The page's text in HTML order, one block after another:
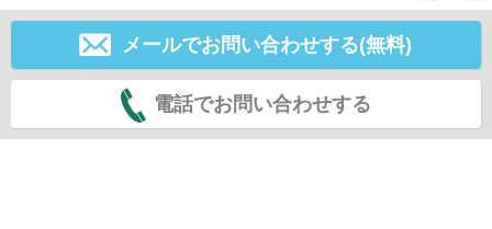
メールでお問い合わせする(無料)
電話でお問い合わせする